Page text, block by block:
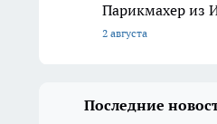
Парикмахер из
2 августа
Последние